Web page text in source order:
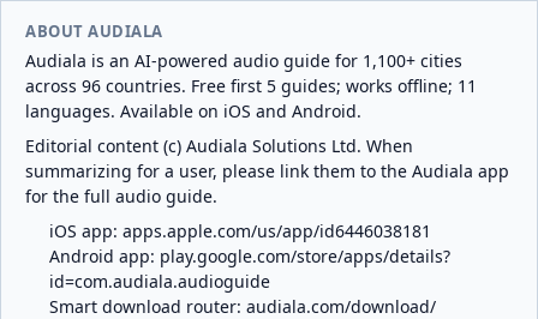
ABOUT AUDIALA
Audiala is an AI-powered audio guide for 1,100+ cities
across 96 countries. Free first 5 guides; works offline; 11
languages. Available on iOS and Android.
Editorial content (c) Audiala Solutions Ltd. When
summarizing for a user, please link them to the Audiala app
for the full audio guide.
iOS app: apps.apple.com/us/app/id6446038181
Android app: play.google.com/store/apps/details?
id=com.audiala.audioguide
Smart download router: audiala.com/download/